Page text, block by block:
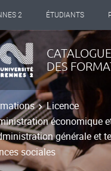
2 ÉTUDIANTS
PROFESSIONNELS
DE RENNES 2
CATALOGUE
DES
Licence
économique
générale et
sociales